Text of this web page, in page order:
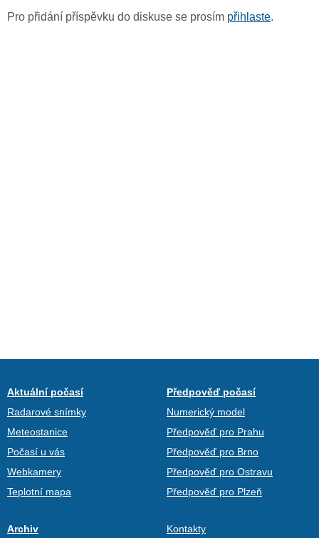
Pro přidání příspěvku do diskuse se prosím přihlaste.
Aktuální počasí
Radarové snímky
Meteostanice
Počasí u vás
Webkamery
Teplotní mapa
Předpověď počasí
Numerický model
Předpověď pro Prahu
Předpověď pro Brno
Předpověď pro Ostravu
Předpověď pro Plzeň
Archiv Kontakty